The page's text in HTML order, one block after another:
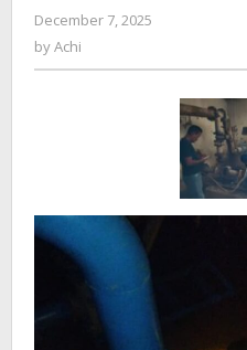
December 7, 2025
byAchi